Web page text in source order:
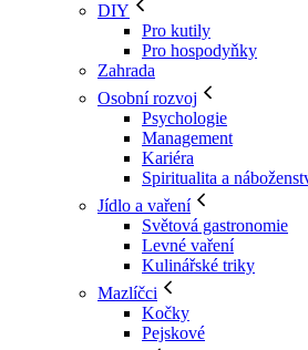
DIY
Pro kutily
Pro hospodyňky
Zahrada
Osobní rozvoj
Psychologie
Management
Kariéra
Spiritualita a
Jídlo a vaření
Světová gastronomie
Levné vaření
Kulinářské triky
Mazlíčci
Kočky
Pejskové